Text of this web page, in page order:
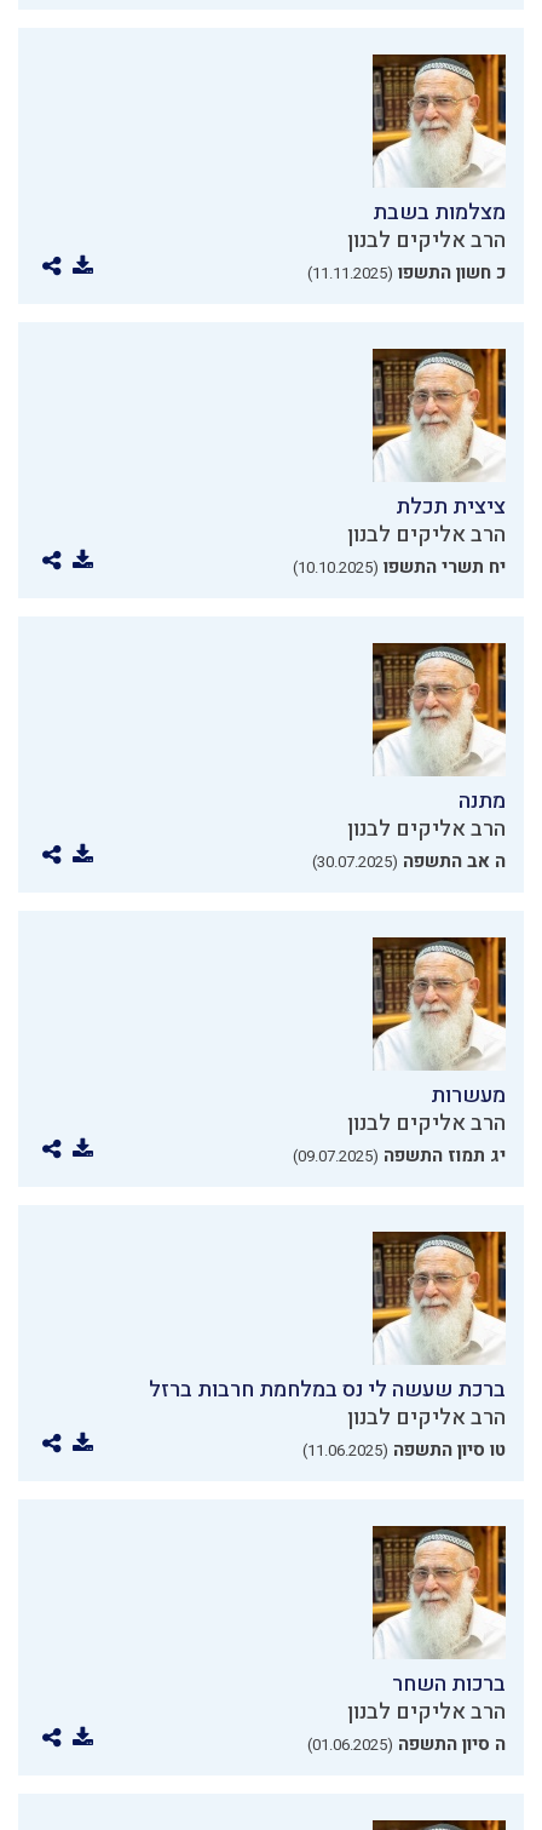
מצלמות בשבת
הרב אליקים לבנון
כ חשון התשפו (11.11.2025)
ציצית תכלת
הרב אליקים לבנון
יח תשרי התשפו (10.10.2025)
מתנה
הרב אליקים לבנון
ה אב התשפה (30.07.2025)
מעשרות
הרב אליקים לבנון
יג תמוז התשפה (09.07.2025)
ברכת שעשה לי נס במלחמת חרבות ברזל
הרב אליקים לבנון
טו סיון התשפה (11.06.2025)
ברכות השחר
הרב אליקים לבנון
ה סיון התשפה (01.06.2025)